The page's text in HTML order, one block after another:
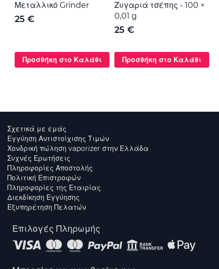
Μεταλλικό Grinder
25 €
Προσθήκη στο Καλάθι
Ζυγαριά τσέπης - 100 ×
0,01 g
25 €
Προσθήκη στο Καλάθι
Σχετικά με εμάς
Εγγύηση Αντιστοίχισης Τιμών
Χονδρική πώληση vaporizer στην Ελλάδα
Συχνές Ερωτήσεις
Πληροφορίες Αποστολής
Πολιτική Επιστροφών
Πληροφορίες της Εταιρίας
Διεκδίκηση Εγγύησης
Εξυπηρέτηση Πελατών
Επιλογές Πληρωμής